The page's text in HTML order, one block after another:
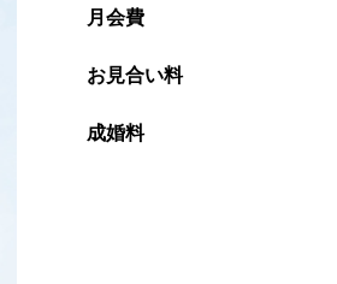
月会費
お見合い料
成婚料